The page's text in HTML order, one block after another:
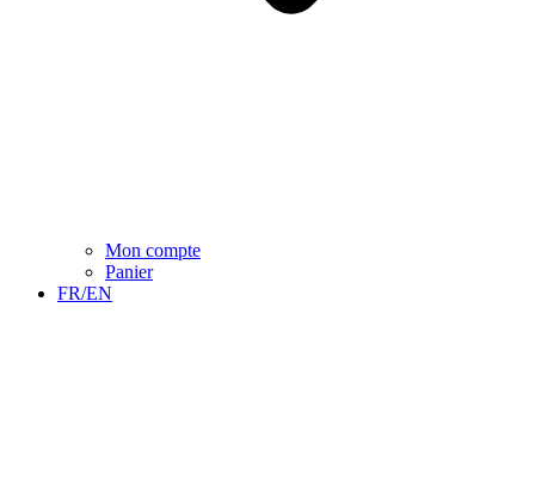
Mon compte
Panier
FR/EN